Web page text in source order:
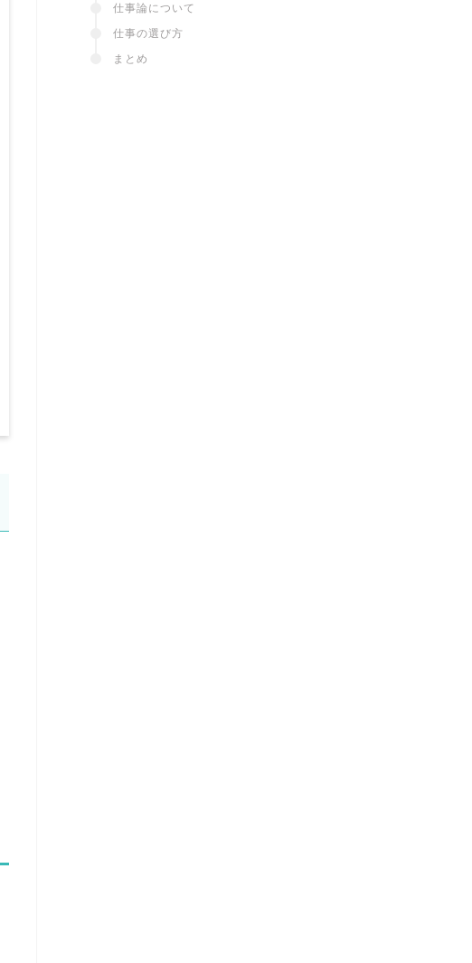
仕事論について
仕事の選び方
まとめ